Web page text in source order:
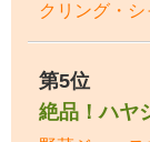
クリング・シ
第5位
絶品！ハヤ